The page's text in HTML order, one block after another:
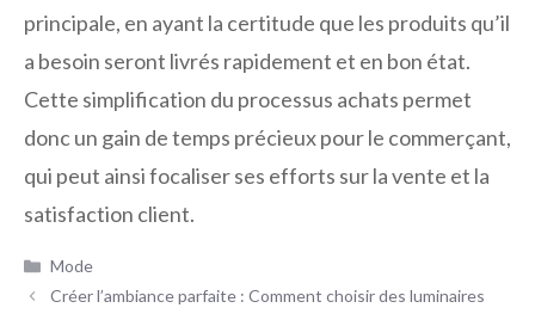
principale, en ayant la certitude que les produits qu’il
a besoin seront livrés rapidement et en bon état.
Cette simplification du processus achats permet
donc un gain de temps précieux pour le commerçant,
qui peut ainsi focaliser ses efforts sur la vente et la
satisfaction client.
Catégories
Mode
Créer l’ambiance parfaite : Comment choisir des luminaires